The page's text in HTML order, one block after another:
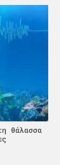
θάλασσα